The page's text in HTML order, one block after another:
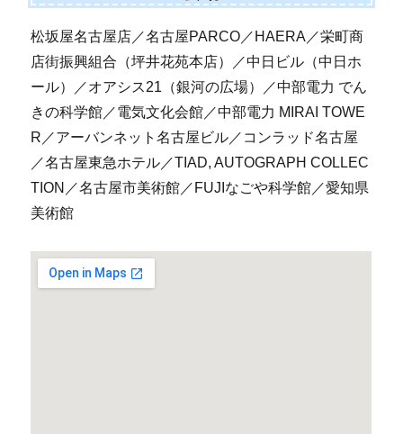
松坂屋名古屋店／名古屋PARCO／HAERA／栄町商
店街振興組合（坪井花苑本店）／中日ビル（中日ホ
ール）／オアシス21（銀河の広場）／中部電力 でん
きの科学館／電気文化会館／中部電力 MIRAI TOWE
R／アーバンネット名古屋ビル／コンラッド名古屋
／名古屋東急ホテル／TIAD, AUTOGRAPH COLLEC
TION／名古屋市美術館／FUJIなごや科学館／愛知県
美術館